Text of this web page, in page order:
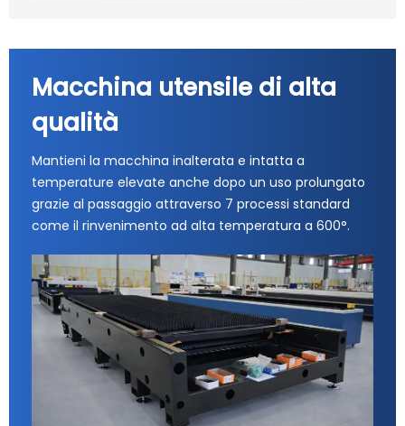
Macchina utensile di alta
qualità
Mantieni la macchina inalterata e intatta a
temperature elevate anche dopo un uso prolungato
grazie al passaggio attraverso 7 processi standard
come il rinvenimento ad alta temperatura a 600°.